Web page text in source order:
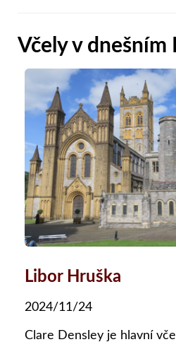
Včely v dnešním
Libor Hruška
2024/11/24
Clare Densley je hlavní